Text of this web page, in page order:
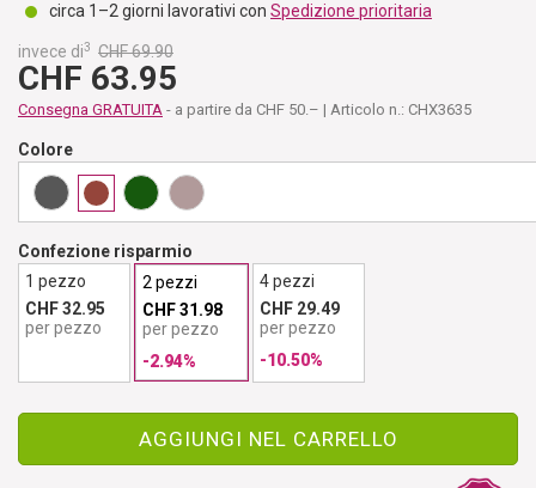
circa 1–2 giorni lavorativi con Spedizione prioritaria
invece di3 CHF 69.90
CHF 63.95
Consegna GRATUITA - a partire da CHF 50.– | Articolo n.: CHX3635
Colore
Confezione risparmio
1 pezzo
CHF 32.95
per pezzo
2 pezzi
CHF 31.98
per pezzo
-2.94%
4 pezzi
CHF 29.49
per pezzo
-10.50%
AGGIUNGI NEL CARRELLO